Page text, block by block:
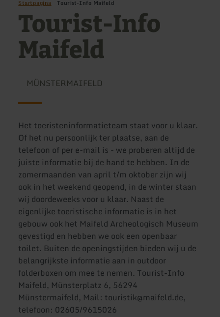
Startpagina Tourist-Info Maifeld
Tourist-Info
Maifeld
MÜNSTERMAIFELD
Het toeristeninformatieteam staat voor u klaar.
Of het nu persoonlijk ter plaatse, aan de
telefoon of per e-mail is - we proberen altijd de
juiste informatie bij de hand te hebben. In de
zomermaanden van april t/m oktober zijn wij
ook in het weekend geopend, in de winter staan
wij doordeweeks voor u klaar. Naast de
eigenlijke toeristische informatie is in het
gebouw ook het Maifeld Archeologisch Museum
gevestigd en hebben we ook een openbaar
toilet. Buiten de openingstijden bieden wij u de
belangrijkste informatie aan in outdoor
folderboxen om mee te nemen. Tourist-Info
Maifeld, Münsterplatz 6, 56294
Münstermaifeld, Mail: touristik@maifeld.de,
telefoon: 02605/9615026